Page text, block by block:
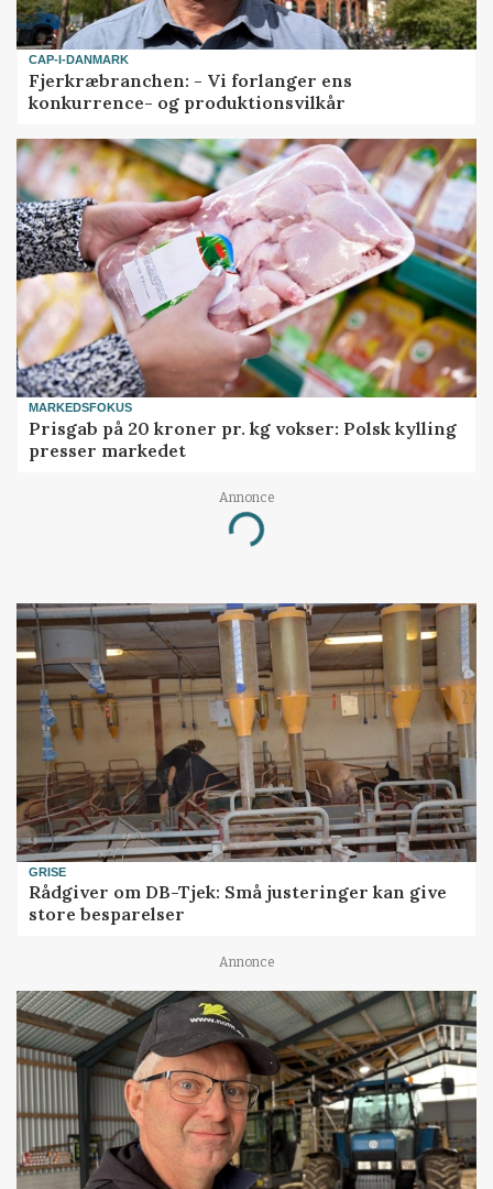
CAP-I-DANMARK
Fjerkræbranchen: - Vi forlanger ens
konkurrence- og produktionsvilkår
MARKEDSFOKUS
Prisgab på 20 kroner pr. kg vokser: Polsk kylling
presser markedet
Annonce
Loading...
GRISE
Rådgiver om DB-Tjek: Små justeringer kan give
store besparelser
Annonce